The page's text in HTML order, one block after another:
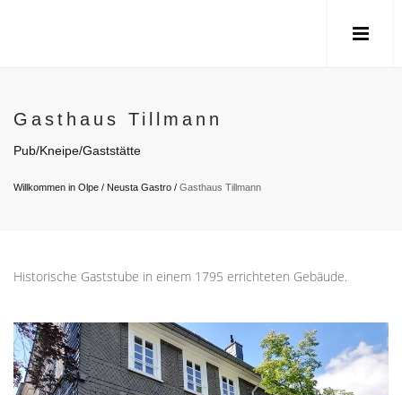
Gasthaus Tillmann
Pub/Kneipe/Gaststätte
Willkommen in Olpe / Neusta Gastro / Gasthaus Tillmann
Historische Gaststube in einem 1795 errichteten Gebäude.